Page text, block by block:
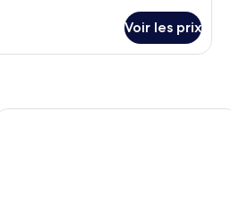
Voir les prix
Mare Blu